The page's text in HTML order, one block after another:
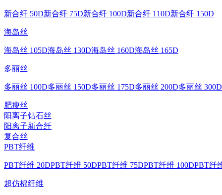
新合纤 50D新合纤 75D新合纤 100D新合纤 110D新合纤 150D
海岛丝
海岛丝 105D海岛丝 130D海岛丝 160D海岛丝 165D
多丽丝
多丽丝 100D多丽丝 150D多丽丝 175D多丽丝 200D多丽丝 300D
肥瘦丝
阳离子钻石丝
阳离子新合纤
复合丝
PBT纤维
PBT纤维 20DPBT纤维 50DPBT纤维 75DPBT纤维 100DPBT纤
超仿棉纤维